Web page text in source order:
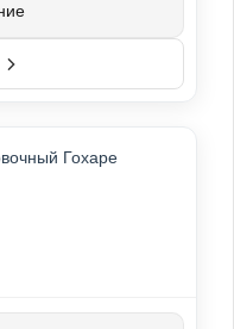
Гохаре